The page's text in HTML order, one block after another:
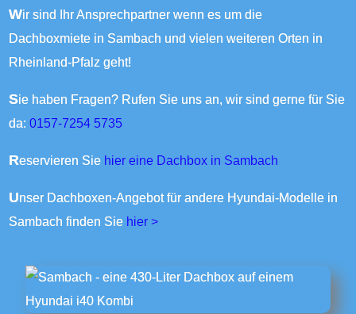
Wir sind Ihr Ansprechpartner wenn es um die
Dachboxmiete in Sambach und vielen weiteren Orten in
Rheinland-Pfalz geht!
Sie haben Fragen? Rufen Sie uns an, wir sind gerne für Sie
da:0157-7254 5735
Reservieren Sie hier eine Dachbox in Sambach
Unser Dachboxen-Angebot für andere Hyundai-Modelle in
Sambach finden Sie hier >